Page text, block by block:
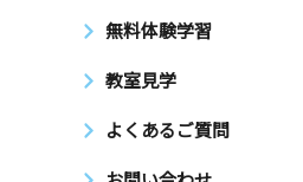
無料体験学習
教室見学
よくあるご質問